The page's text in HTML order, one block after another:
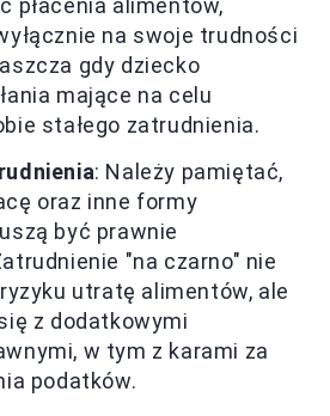
płacenia alimentów,
na swoje trudności
gdy dziecko
mające na celu
stałego zatrudnienia.
: Należy pamiętać,
oraz inne formy
być prawnie
"na czarno" nie
utratę alimentów, ale
z dodatkowymi
w tym z karami za
podatków.